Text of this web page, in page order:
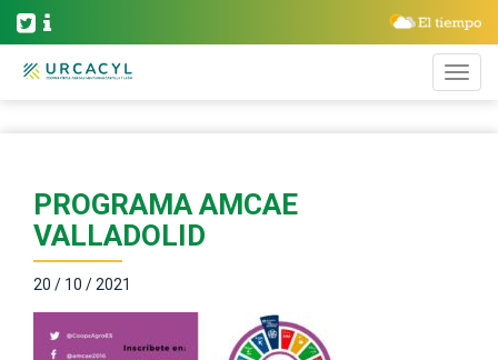
PROGRAMA AMCAE
VALLADOLID
20 / 10 / 2021